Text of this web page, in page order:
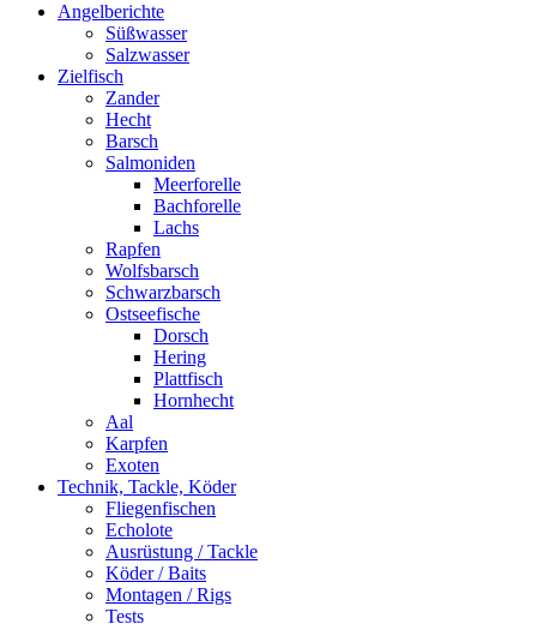
Angelberichte
Süßwasser
Salzwasser
Zielfisch
Zander
Hecht
Barsch
Salmoniden
Meerforelle
Bachforelle
Lachs
Rapfen
Wolfsbarsch
Schwarzbarsch
Ostseefische
Dorsch
Hering
Plattfisch
Hornhecht
Aal
Karpfen
Exoten
Technik, Tackle, Köder
Fliegenfischen
Echolote
Ausrüstung / Tackle
Köder / Baits
Montagen / Rigs
Tests